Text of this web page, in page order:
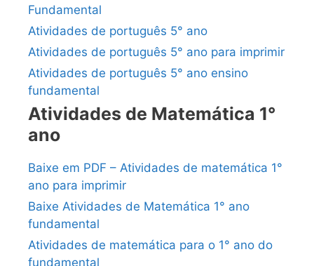
Fundamental
Atividades de português 5° ano
Atividades de português 5° ano para imprimir
Atividades de português 5° ano ensino
fundamental
Atividades de Matemática 1°
ano
Baixe em PDF – Atividades de matemática 1°
ano para imprimir
Baixe Atividades de Matemática 1° ano
fundamental
Atividades de matemática para o 1° ano do
fundamental